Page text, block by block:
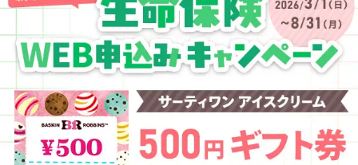
イオンカード会員さま専用保険